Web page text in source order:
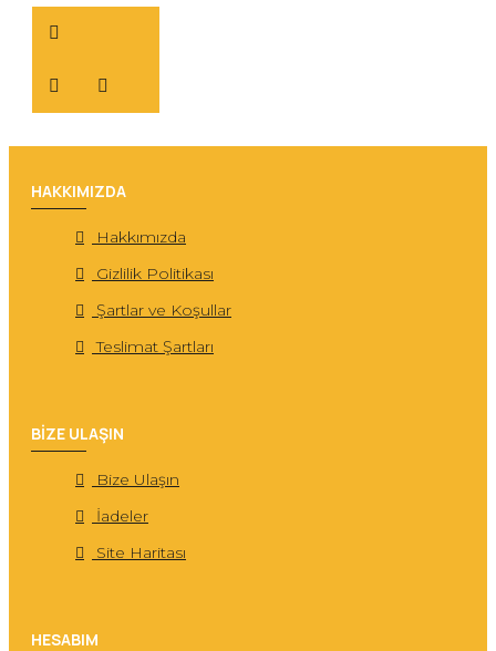
HAKKIMIZDA
Hakkımızda
Gizlilik Politikası
Şartlar ve Koşullar
Teslimat Şartları
BİZE ULAŞIN
Bize Ulaşın
İadeler
Site Haritası
HESABIM